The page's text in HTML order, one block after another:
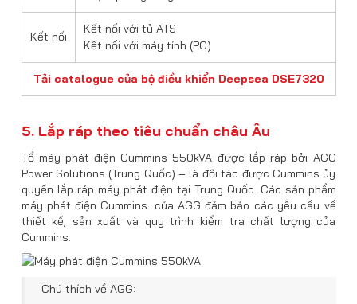
Kết nối
Kết nối với tủ ATS
Kết nối với máy tính (PC)
Tải catalogue của bộ điều khiển Deepsea DSE7320
5. Lắp ráp theo tiêu chuẩn châu Âu
Tổ máy phát điện Cummins 550kVA được lắp ráp bởi AGG
Power Solutions (Trung Quốc) – là đối tác được Cummins ủy
quyền lắp ráp máy phát điện tại Trung Quốc. Các sản phẩm
máy phát điện Cummins. của AGG đảm bảo các yêu cầu về
thiết kế, sản xuất và quy trình kiểm tra chất lượng của
Cummins.
Chú thích về AGG: